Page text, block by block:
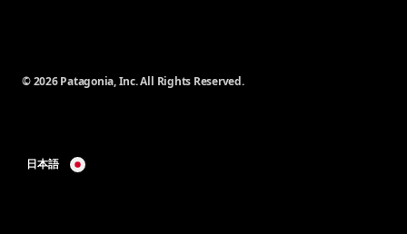
© 2026 Patagonia, Inc. All Rights Reserved.
日本語